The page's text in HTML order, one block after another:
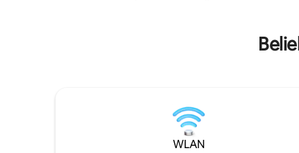
den Cashewnussbäumen kreischen,
wenn sie zum Frühstück oder
WLAN